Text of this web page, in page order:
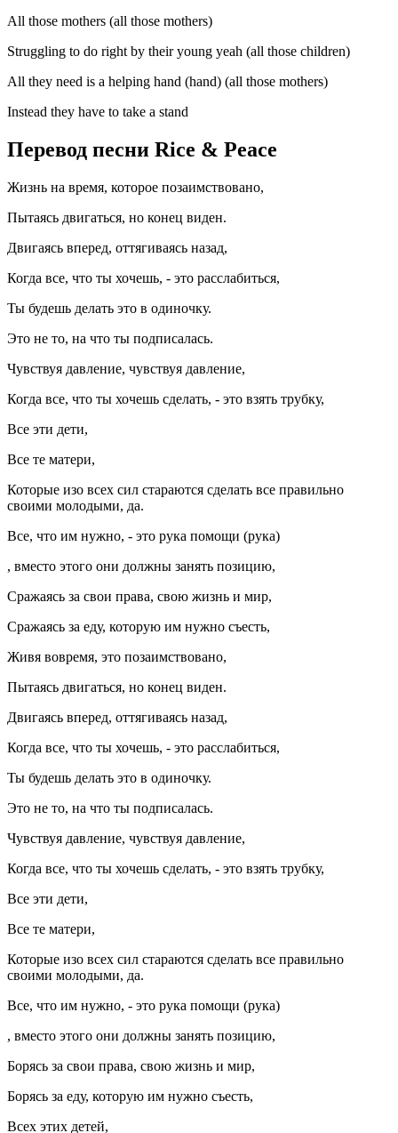
All those mothers (all those mothers)
Struggling to do right by their young yeah (all those children)
All they need is a helping hand (hand) (all those mothers)
Instead they have to take a stand
Перевод песни Rice & Peace
Жизнь на время, которое позаимствовано,
Пытаясь двигаться, но конец виден.
Двигаясь вперед, оттягиваясь назад,
Когда все, что ты хочешь, - это расслабиться,
Ты будешь делать это в одиночку.
Это не то, на что ты подписалась.
Чувствуя давление, чувствуя давление,
Когда все, что ты хочешь сделать, - это взять трубку,
Все эти дети,
Все те матери,
Которые изо всех сил стараются сделать все правильно
своими молодыми, да.
Все, что им нужно, - это рука помощи (рука)
, вместо этого они должны занять позицию,
Сражаясь за свои права, свою жизнь и мир,
Сражаясь за еду, которую им нужно съесть,
Живя вовремя, это позаимствовано,
Пытаясь двигаться, но конец виден.
Двигаясь вперед, оттягиваясь назад,
Когда все, что ты хочешь, - это расслабиться,
Ты будешь делать это в одиночку.
Это не то, на что ты подписалась.
Чувствуя давление, чувствуя давление,
Когда все, что ты хочешь сделать, - это взять трубку,
Все эти дети,
Все те матери,
Которые изо всех сил стараются сделать все правильно
своими молодыми, да.
Все, что им нужно, - это рука помощи (рука)
, вместо этого они должны занять позицию,
Борясь за свои права, свою жизнь и мир,
Борясь за еду, которую им нужно съесть,
Всех этих детей,